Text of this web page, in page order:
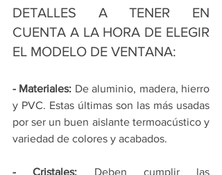
DETALLES A TENER EN
CUENTA A LA HORA DE ELEGIR
EL MODELO DE VENTANA:
- Materiales: De aluminio, madera, hierro
y PVC. Estas últimas son las más usadas
por ser un buen aislante termoacústico y
variedad de colores y acabados.
- Cristales: Deben cumplir las